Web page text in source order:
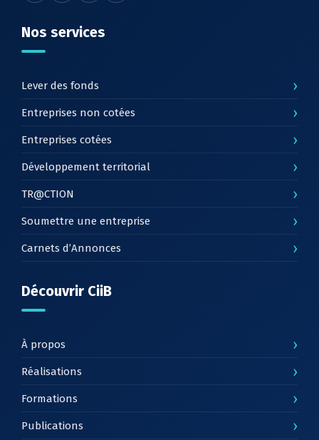
Nos services
Lever des fonds ›
Entreprises non cotées ›
Entreprises cotées ›
Développement territorial ›
TR@CTION ›
Soumettre une entreprise ›
Carnets d’Annonces ›
Découvrir CiiB
À propos ›
Réalisations ›
Formations ›
Publications ›